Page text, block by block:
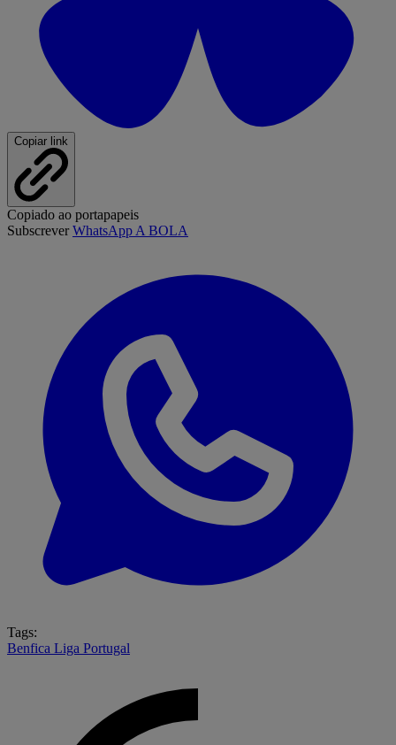
Copiar link
Copiado ao portapapeis
SubscreverWhatsApp A BOLA
Tags:
Benfica Liga Portugal